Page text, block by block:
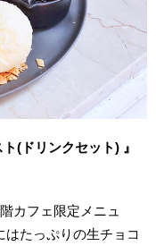
(ドリンクセット) 』
カフェ限定メニュ
たっぷりの生チョコ